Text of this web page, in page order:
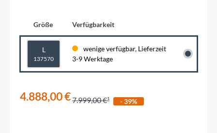
Größe Verfügbarkeit
L
137570
wenige verfügbar, Lieferzeit
3-9 Werktage
4.888,00 €7.999,00 € - 39%